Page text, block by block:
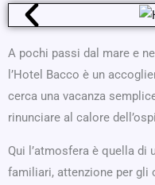
A pochi passi dal mare e
l’Hotel Bacco è un
cerca una vacanza
rinunciare al calore
Qui l’atmosfera è quella di
familiari, attenzione per gli